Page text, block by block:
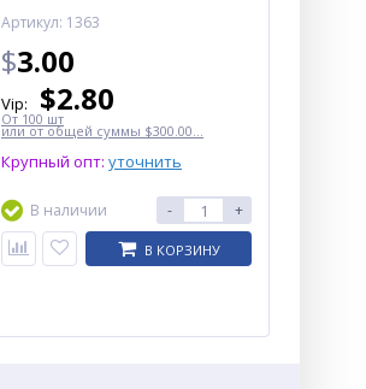
Артикул: 1363
$3.00
Vip: $2.80
От 100 шт
или от общей суммы $300.00...
Крупный опт: уточнить
В наличии - +
В КОРЗИНУ